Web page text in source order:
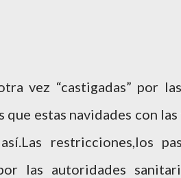
vez “castigadas” por
que estas navidades con las
restricciones,los
las autoridades